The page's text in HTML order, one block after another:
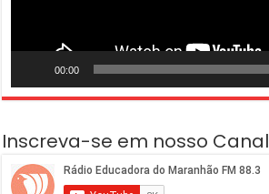
00:00
Inscreva-se em nosso Canal